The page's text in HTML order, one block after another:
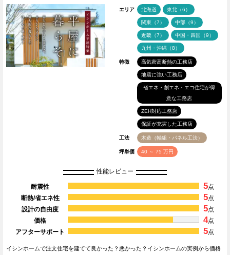
エリア 北海道 東北（6）
関東（7） 中部（9）
近畿（7） 中国・四国（9）
九州・沖縄（8）
特徴 高気密高断熱の工務店
地震に強い工務店
省エネ・創エネ・エコ住宅が得
意な工務店
ZEH対応工務店
保証が充実した工務店
工法 木造（軸組・パネル工法）
坪単価 40 ～ 75 万円
性能レビュー
耐震性 5点
断熱/省エネ性
5点
設計の自由度
5点
価格
4点
アフターサポート
5点
イシンホームで注文住宅を建てて良かった？悪かった？イシンホームの実例から価格